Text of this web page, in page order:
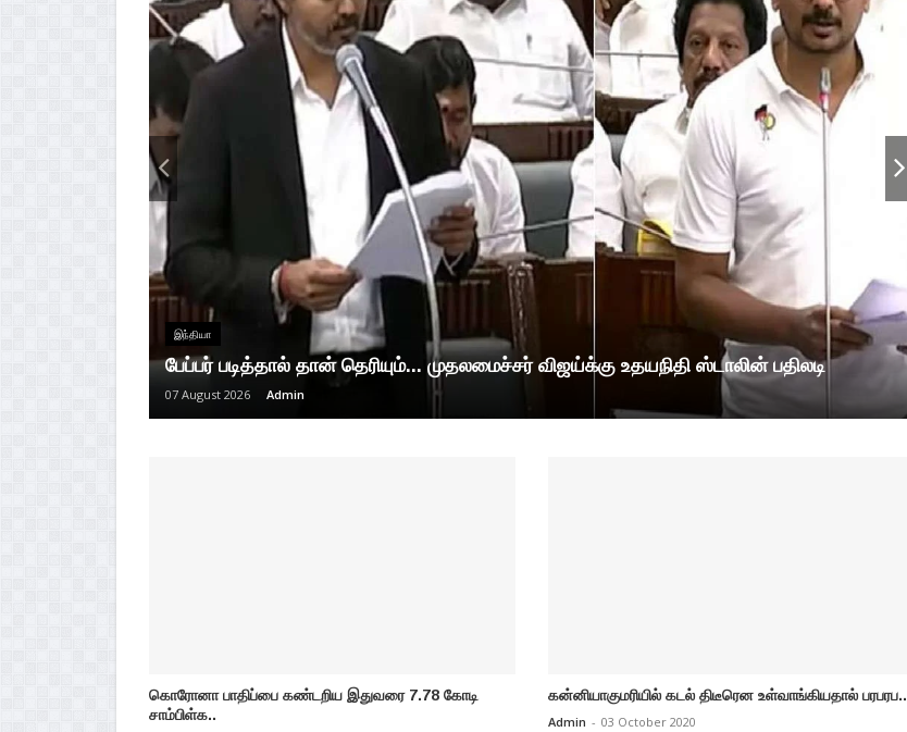
இந்தியா
பேப்பர் படித்தால் தான் தெரியும்... முதலமைச்சர் விஜய்க்கு உதயநிதி ஸ்டாலின் பதிலடி
07 August 2026 Admin
கொரோனா பாதிப்பை கண்டறிய இதுவரை 7.78 கோடி
சாம்பிள்க..
கன்னியாகுமரியில் கடல் திடீரென உள்வாங்கியதால் பரபரப..
Admin - 03 October 2020